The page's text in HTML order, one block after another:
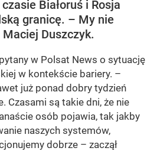
Białoruś i Rosja
granicę. – My nie
Duszczyk.
w Polsat News o sytuację
w kontekście bariery. –
już ponad dobry tydzień
Czasami są takie dni, że nie
osób pojawia, tak jakby
naszych systemów,
dobrze – zaczął